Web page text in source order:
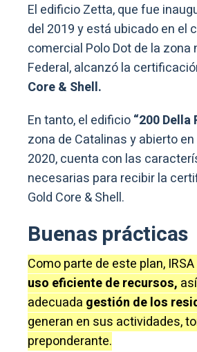
El edificio Zetta, que fue
del 2019 y está ubicado en el
comercial Polo Dot de la zona
Federal, alcanzó la
Core & Shell.
En tanto, el edificio“200 Della
zona de Catalinas y abierto
2020, cuenta con las
necesarias para recibir la
Gold Core & Shell.
Buenas prácticas
Como parte de este plan,
uso eficiente de recursos,
adecuada gestión de los
generan en sus actividades,
preponderante.